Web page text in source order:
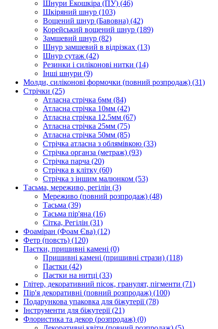
Шнури Екошкіра (ПУ) (46)
Шкіряний шнур (103)
Вощений шнур (Бавовна) (42)
Корейський вощений шнур (189)
Замшевий шнур (82)
Шнур замшевий в відрізках (13)
Шнур сутаж (42)
Резинки і силіконові нитки (14)
Інші шнури (9)
Молди, силіконові формочки (повний розпродаж) (31)
Стрічки (25)
Атласна стрічка 6мм (84)
Атласна стрічка 10мм (42)
Атласна стрічка 12.5мм (67)
Атласна стрічка 25мм (75)
Атласна стрічка 50мм (85)
Стрічка атласна з облямівкою (33)
Стрічка органза (метраж) (93)
Стрічка парча (20)
Стрічка в клітку (60)
Стрічка з іншим малюнком (53)
Тасьма, мереживо, регілін (3)
Мереживо (повний розпродаж) (48)
Тасьма (39)
Тасьма пір'яна (16)
Сітка, Регілін (31)
Фоаміран (Фоам Єва) (12)
Фетр (повсть) (120)
Паєтки, пришивні камені (0)
Пришивні камені (пришивні стрази) (118)
Паєтки (42)
Паєтки на нитці (33)
Глітер, декоративний пісок, гранулят, пігменти (71)
Пір'я декоративні (повний розпродаж) (100)
Подарункова упаковка для біжутерії(78)
Інструменти для біжутерії(21)
Флористика та декор (розпродаж) (0)